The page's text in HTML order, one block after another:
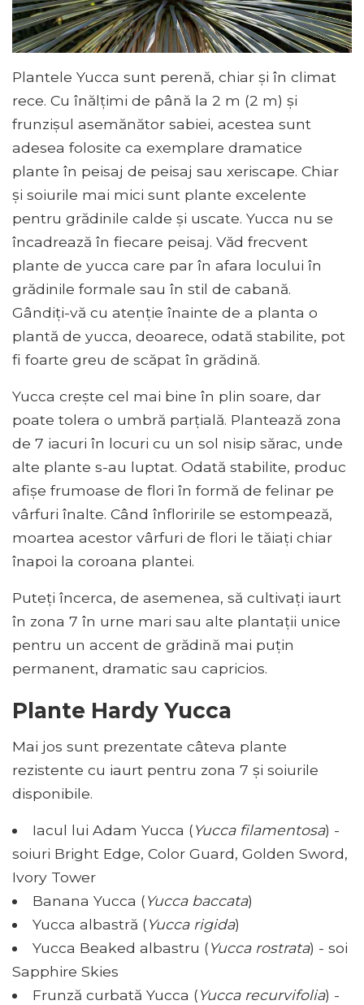
Plantele Yucca sunt perenă, chiar și în climat
rece. Cu înălțimi de până la 2 m (2 m) și
frunzișul asemănător sabiei, acestea sunt
adesea folosite ca exemplare dramatice
plante în peisaj de peisaj sau xeriscape. Chiar
și soiurile mai mici sunt plante excelente
pentru grădinile calde și uscate. Yucca nu se
încadrează în fiecare peisaj. Văd frecvent
plante de yucca care par în afara locului în
grădinile formale sau în stil de cabană.
Gândiți-vă cu atenție înainte de a planta o
plantă de yucca, deoarece, odată stabilite, pot
fi foarte greu de scăpat în grădină.
Yucca crește cel mai bine în plin soare, dar
poate tolera o umbră parțială. Plantează zona
de 7 iacuri în locuri cu un sol nisip sărac, unde
alte plante s-au luptat. Odată stabilite, produc
afișe frumoase de flori în formă de felinar pe
vârfuri înalte. Când înfloririle se estompează,
moartea acestor vârfuri de flori le tăiați chiar
înapoi la coroana plantei.
Puteți încerca, de asemenea, să cultivați iaurt
în zona 7 în urne mari sau alte plantații unice
pentru un accent de grădină mai puțin
permanent, dramatic sau capricios.
Plante Hardy Yucca
Mai jos sunt prezentate câteva plante
rezistente cu iaurt pentru zona 7 și soiurile
disponibile.
Iacul lui Adam Yucca (Yucca filamentosa) -
soiuri Bright Edge, Color Guard, Golden Sword,
Ivory Tower
Banana Yucca (Yucca baccata)
Yucca albastră (Yucca rigida)
Yucca Beaked albastru (Yucca rostrata) - soi
Sapphire Skies
Frunză curbată Yucca (Yucca recurvifolia) -